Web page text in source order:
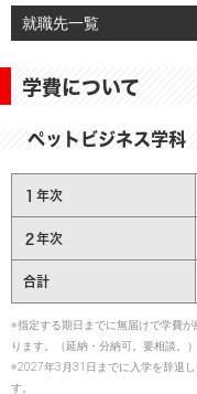
就職先一覧
学費について
ペットビジネス学科
１年次
２年次
合計
※指定する期日までに無届けで学費
ります。（延納・分納可。要相談。）
※2027年3月31日までに入学を辞退
す。